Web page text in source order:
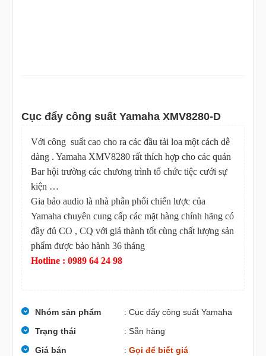
Cục đẩy công suất Yamaha XMV8280-D
Với công suất cao cho ra các đầu tải loa một cách dễ
dàng . Yamaha XMV8280 rất thích hợp cho các quán
Bar hội trường các chương trình tổ chức tiệc cưới sự
kiện …
Gia bảo audio là nhà phân phối chiến lược của
Yamaha chuyên cung cấp các mặt hàng chính hãng có
đầy đủ CO , CQ với giá thành tốt cùng chất lượng sản
phẩm được bảo hành 36 tháng
Hotline : 0989 64 24 98
Nhóm sản phẩm
: Cục đẩy công suất Yamaha
Trạng thái
: Sẵn hàng
Giá bán
: Gọi để biết giá